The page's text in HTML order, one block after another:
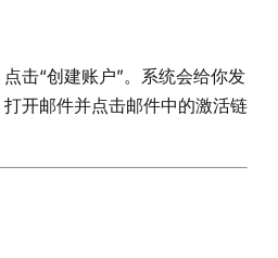
击“创建账户”。系统会给你发
开邮件并点击邮件中的激活链